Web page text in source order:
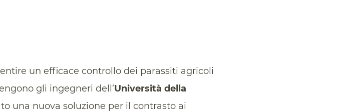
un efficace controllo dei parassiti agricoli
gli ingegneri dell’Università della
una nuova soluzione per il contrasto ai